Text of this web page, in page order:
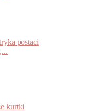
postaci
kurtki